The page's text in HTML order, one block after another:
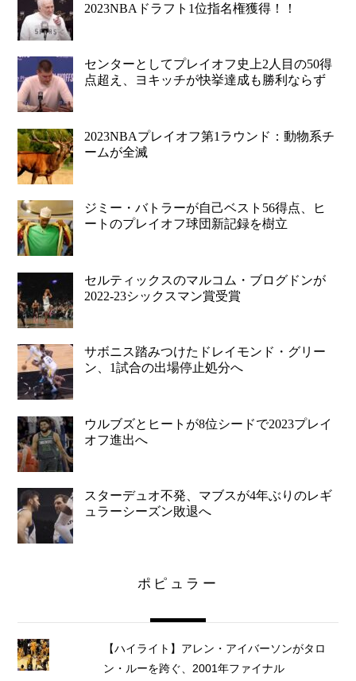
2023NBAドラフト1位指名権獲得！！
センターとしてプレイオフ史上2人目の50得
点超え、ヨキッチが快挙達成も勝利ならず
2023NBAプレイオフ第1ラウンド：動物系チ
ームが全滅
ジミー・バトラーが自己ベスト56得点、ヒ
ートのプレイオフ球団新記録を樹立
セルティックスのマルコム・ブログドンが
2022-23シックスマン賞受賞
サボニス踏みつけたドレイモンド・グリー
ン、1試合の出場停止処分へ
ウルブズとヒートが8位シードで2023プレイ
オフ進出へ
スターデュオ不発、マブスが4年ぶりのレギ
ュラーシーズン敗退へ
ポピュラー
【ハイライト】アレン・アイバーソンがタロ
ン・ルーを跨ぐ、2001年ファイナル